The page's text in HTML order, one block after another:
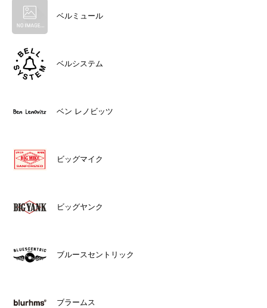
ベルミュール
ベルシステム
ベン レノビッツ
ビッグマイク
ビッグヤンク
ブルースセントリック
ブラームス